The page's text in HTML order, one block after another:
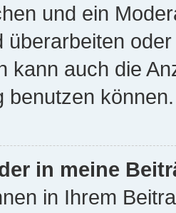
und ein
überarbeiten
kann auch die
benutzen können.
in meine
in Ihrem